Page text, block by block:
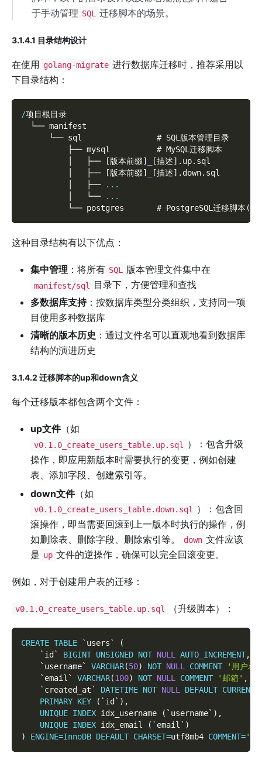
于手动管理 SQL 迁移脚本的场景。
3.1.4.1 目录结构设计
在使用 golang-migrate 进行数据库迁移时，推荐采用以
下目录结构：
/项目根目录
  └── manifest
      └── sql                # SQL版本管理目录
          ├── mysql          # MySQL迁移脚本
          │   ├──
[版本前缀] [描述] . up. sql
          │   ├──
[版本前缀] [描述] . down. sql
          │   ├──
...
          │   └──
...
          └── postgres       # PostgreSQL迁移脚本
(
这种目录结构有以下优点：
集中管理 ：将所有 SQL 版本管理文件集中在
manifest/sql
目录下，方便管理和查找
多数据库支持：按数据库类型分类组织，支持同一项
目使用多种数据库
清晰的版本历史 ：通过文件名可以直观地看到数据库
结构的演进历史
3.1.4.2 迁移脚本的up和down含义
每个迁移版本都包含两个文件：
up文件（如
v0.1.0_create_users_table.up.sql
）：包含升级
操作，即应用新版本时需要执行的变更，例如创建
表、添加字段、创建索引等。
down文件（如
v0.1.0_create_users_table.down.sql
）：包含回
滚操作，即当需要回滚到上一版本时执行的操作，例
如删除表、删除字段、删除索引等。
down 文件应该
是 up 文件的逆操作，确保可以完全回滚变更。
例如，对于创建用户表的迁移：
v0.1.0_create_users_table.up.sql （升级脚本）：
CREATE TABLE ` users `
(
` id ` BIGINT UNSIGNED NOT NULL AUTO_INCREMENT,
` username` VARCHAR(50) NOT NULL COMMENT '用户名'
` email ` VARCHAR(100) NOT NULL COMMENT '邮箱' ,
` created_at ` DATETIME NOT NULL DEFAULT
PRIMARY KEY ( ` id ` ) ,
UNIQUE INDEX idx_username ( ` username` ) ,
UNIQUE INDEX idx_email ( ` email ` )
)
ENGINE=InnoDB DEFAULT CHARSET=utf8mb4 COMMENT='用